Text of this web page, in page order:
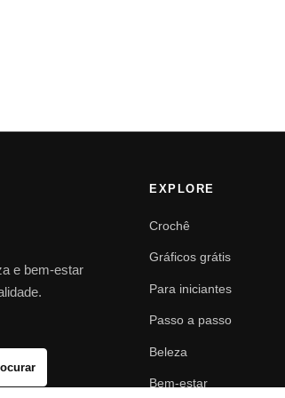
e bem-estar
EXPLORE
Crochê
Gráficos grátis
Para iniciantes
Passo a passo
Beleza
Bem-estar